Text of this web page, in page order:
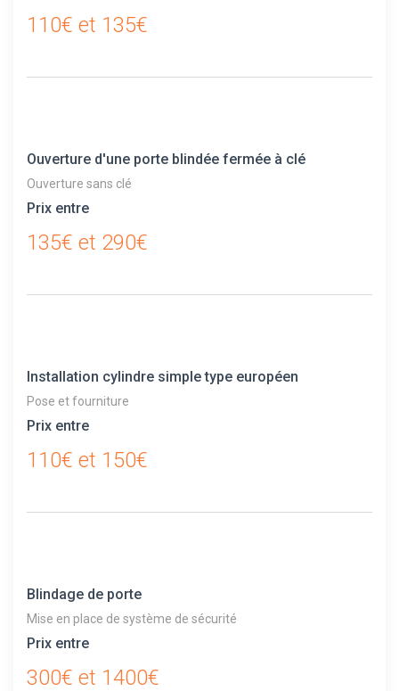
110€ et 135€
Ouverture d'une porte blindée fermée à clé
Ouverture sans clé
Prix entre
135€ et 290€
Installation cylindre simple type européen
Pose et fourniture
Prix entre
110€ et 150€
Blindage de porte
Mise en place de système de sécurité
Prix entre
300€ et 1400€